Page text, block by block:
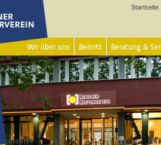
Startseite
Wir über uns Beitritt Beratung &